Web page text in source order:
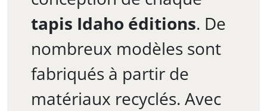
tapis Idaho éditions. De
nombreux modèles sont
fabriqués à partir de
matériaux recyclés. Avec